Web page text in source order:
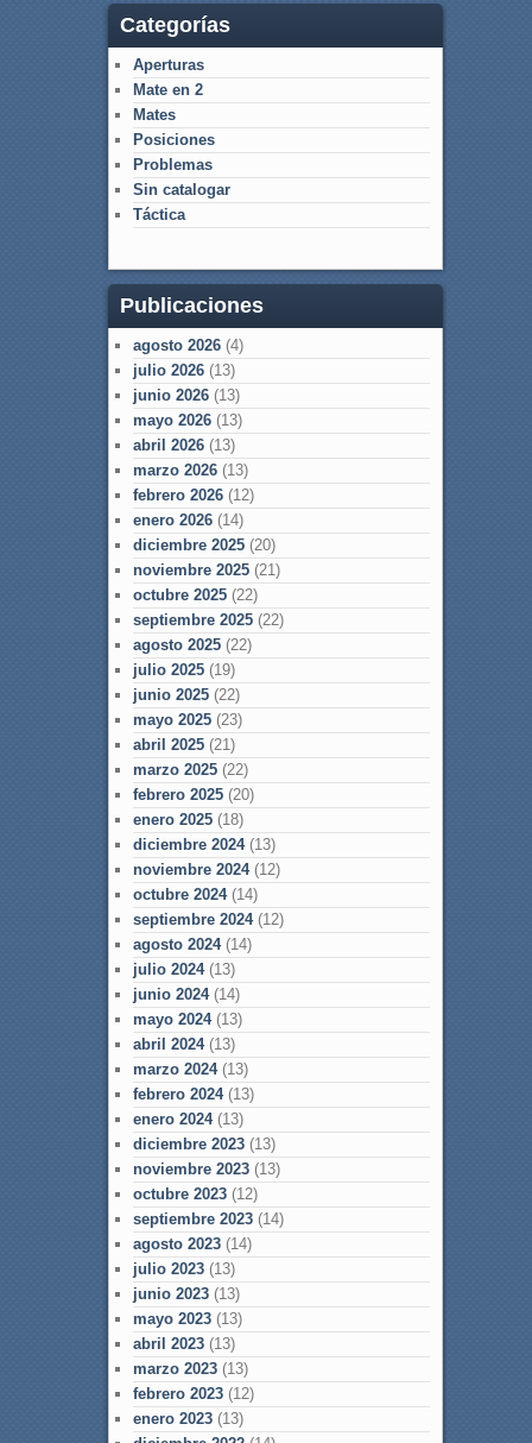
Categorías
Aperturas
Mate en 2
Mates
Posiciones
Problemas
Sin catalogar
Táctica
Publicaciones
agosto 2026(4)
julio 2026(13)
junio 2026(13)
mayo 2026(13)
abril 2026(13)
marzo 2026(13)
febrero 2026(12)
enero 2026(14)
diciembre 2025(20)
noviembre 2025(21)
octubre 2025(22)
septiembre 2025(22)
agosto 2025(22)
julio 2025(19)
junio 2025(22)
mayo 2025(23)
abril 2025(21)
marzo 2025(22)
febrero 2025(20)
enero 2025(18)
diciembre 2024(13)
noviembre 2024(12)
octubre 2024(14)
septiembre 2024(12)
agosto 2024(14)
julio 2024(13)
junio 2024(14)
mayo 2024(13)
abril 2024(13)
marzo 2024(13)
febrero 2024(13)
enero 2024(13)
diciembre 2023(13)
noviembre 2023(13)
octubre 2023(12)
septiembre 2023(14)
agosto 2023(14)
julio 2023(13)
junio 2023(13)
mayo 2023(13)
abril 2023(13)
marzo 2023(13)
febrero 2023(12)
enero 2023(13)